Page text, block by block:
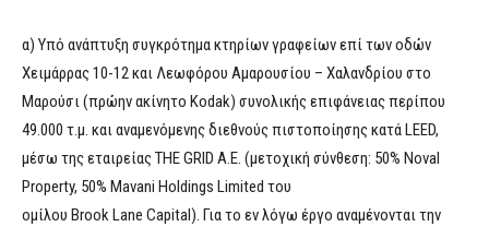
α) Υπό ανάπτυξη συγκρότημα κτηρίων γραφείων επί των οδών
Χειμάρρας 10-12 και Λεωφόρου Αμαρουσίου – Χαλανδρίου στο
Μαρούσι (πρώην ακίνητο Kodak) συνολικής επιφάνειας περίπου
49.000 τ.μ. και αναμενόμενης διεθνούς πιστοποίησης κατά LEED,
μέσω της εταιρείας THE GRID Α.Ε. (μετοχική σύνθεση: 50% Noval
Property, 50% Mavani Holdings Limited του
ομίλου Brook Lane Capital). Για το εν λόγω έργο αναμένονται την